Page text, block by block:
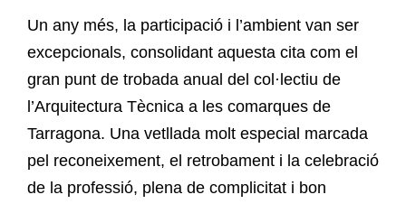
Un any més, la participació i l’ambient van ser
excepcionals, consolidant aquesta cita com el
gran punt de trobada anual del col·lectiu de
l’Arquitectura Tècnica a les comarques de
Tarragona. Una vetllada molt especial marcada
pel reconeixement, el retrobament i la celebració
de la professió, plena de complicitat i bon